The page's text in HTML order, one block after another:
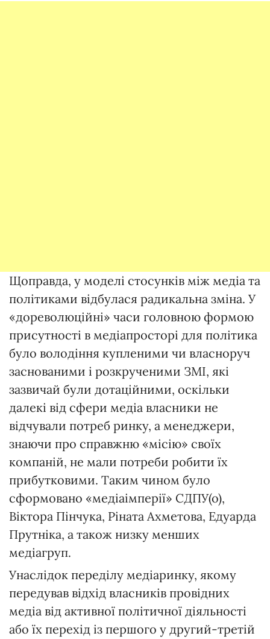
Щоправда, у моделі стосунків між медіа та
політиками відбулася радикальна зміна. У
«дореволюційні» часи головною формою
присутності в медіапросторі для політика
було володіння купленими чи власноруч
заснованими і розкрученими ЗМІ, які
зазвичай були дотаційними, оскільки
далекі від сфери медіа власники не
відчували потреб ринку, а менеджери,
знаючи про справжню «місію» своїх
компаній, не мали потреби робити їх
прибутковими. Таким чином було
сформовано «медіаімперії» СДПУ(о),
Віктора Пінчука, Ріната Ахметова, Едуарда
Прутніка, а також низку менших
медіагруп.
Унаслідок переділу медіаринку, якому
передував відхід власників провідних
медіа від активної політичної діяльності
або їх перехід із першого у другий-третій